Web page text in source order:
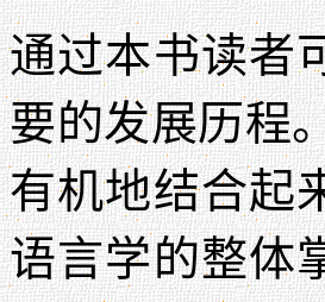
通过本书读者
要的发展历程
有机地结合起
语言学的整体